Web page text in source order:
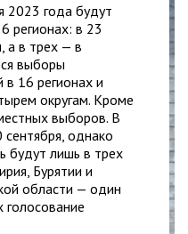
2023 года будут
регионах: в 23
а в трех — в
выборы
в 16 регионах и
округам. Кроме
выборов. В
однако
будут лишь в трех
Бурятии и
области — один
голосование